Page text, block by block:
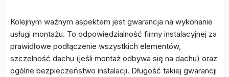
Kolejnym ważnym aspektem jest gwarancja na wykonanie
usługi montażu. To odpowiedzialność firmy instalacyjnej za
prawidłowe podłączenie wszystkich elementów,
szczelność dachu (jeśli montaż odbywa się na dachu) oraz
ogólne bezpieczeństwo instalacji. Długość takiej gwarancji